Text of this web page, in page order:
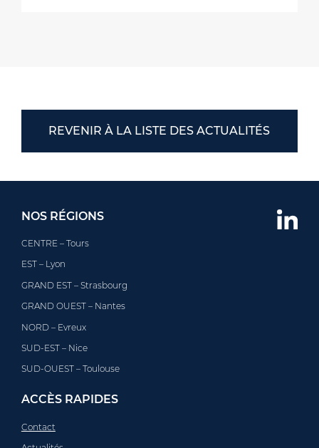
REVENIR À LA LISTE DES ACTUALITÉS
NOS RÉGIONS
CENTRE – Tours
EST – Lyon
GRAND EST – Strasbourg
GRAND OUEST – Nantes
NORD – Evreux
SUD-EST – Nice
SUD-OUEST – Toulouse
ACCÈS RAPIDES
Contact